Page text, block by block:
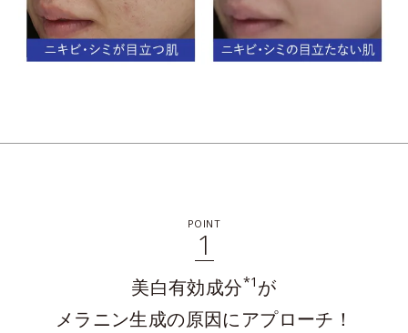
POINT
1
美白有効成分*1 が
メラニン生成の原因にアプローチ！